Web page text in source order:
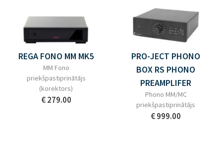
REGA FONO MM MK5
MM Fono
priekšpastiprinātājs
(korektors)
€ 279.00
PRO-JECT PHONO
BOX RS PHONO
PREAMPLIFER
Phono MM/MC
priekšpastiprinātājs
€ 999.00